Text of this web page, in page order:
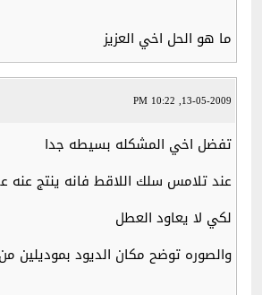
ما هو الحل اخي العزيز
13-05-2009, 10:22 PM
تفضل اخي المشكله بسيطه جدا
عند تلامس سلك اللاقط فانه ينتج عنه
لكي لا يعاود العطل
والصوره توضح مكان الديود بموديلين